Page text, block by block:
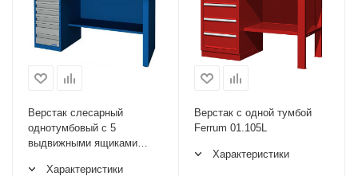
Верстак слесарный
однотумбовый с 5
выдвижными ящиками
Характеристики
Верстак с одной тумбой
Ferrum 01.105L
Характеристики